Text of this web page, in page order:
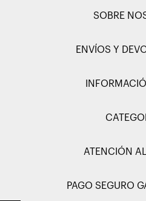
SOBRE
ENVÍOS Y
ATENCIÓN
PAGO SEGURO